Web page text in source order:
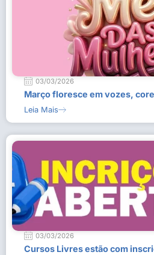
03/03/2026
Março floresce em vozes,
Leia Mais
03/03/2026
Cursos Livres estão com